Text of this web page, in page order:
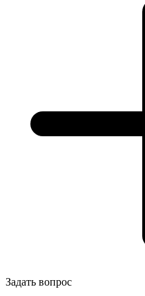
Задать вопрос